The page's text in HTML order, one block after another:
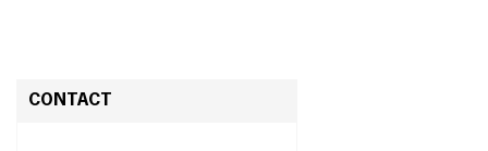
CONTACT